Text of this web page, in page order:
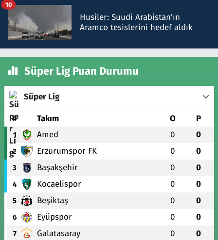
Husiler: Suudi Arabistan'ın
Aramco tesislerini hedef aldık
10
Süper Lig Puan Durumu
Süper Lig
# Takım O P
1 Amed 0 0
2 Erzurumspor FK 0 0
3 Başakşehir 0 0
4 Kocaelispor 0 0
5 Beşiktaş 0 0
6 Eyüpspor 0 0
7 Galatasaray 0 0